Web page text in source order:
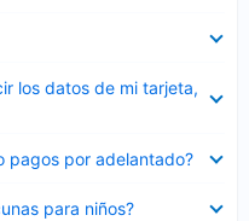
los datos de mi tarjeta,
pagos por adelantado?
para niños?